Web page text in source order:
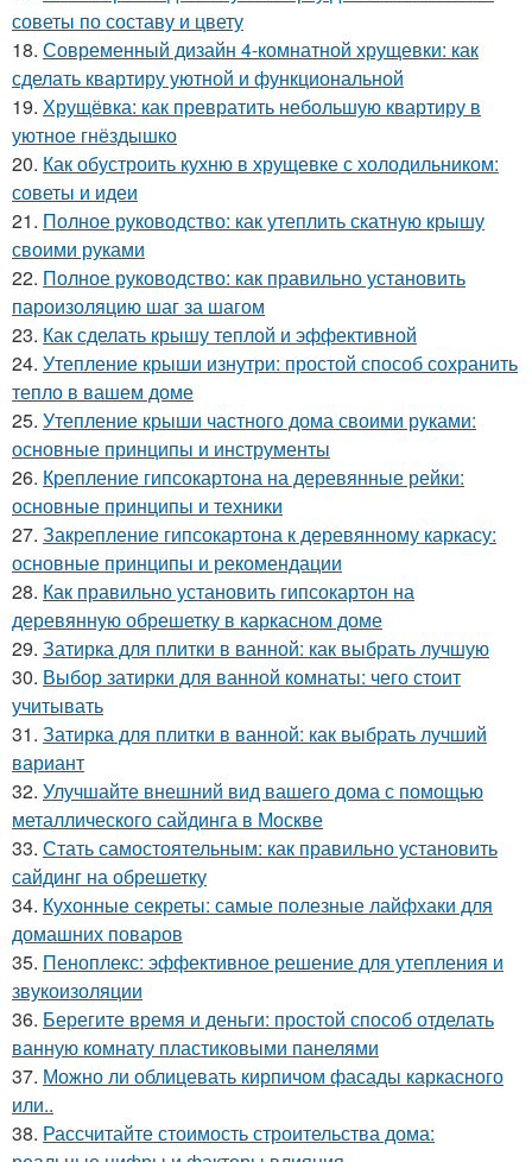
советы по составу и цвету
18. Современный дизайн 4-комнатной хрущевки: как
сделать квартиру уютной и функциональной
19. Хрущёвка: как превратить небольшую квартиру в
уютное гнёздышко
20. Как обустроить кухню в хрущевке с холодильником:
советы и идеи
21. Полное руководство: как утеплить скатную крышу
своими руками
22. Полное руководство: как правильно установить
пароизоляцию шаг за шагом
23. Как сделать крышу теплой и эффективной
24. Утепление крыши изнутри: простой способ сохранить
тепло в вашем доме
25. Утепление крыши частного дома своими руками:
основные принципы и инструменты
26. Крепление гипсокартона на деревянные рейки:
основные принципы и техники
27. Закрепление гипсокартона к деревянному каркасу:
основные принципы и рекомендации
28. Как правильно установить гипсокартон на
деревянную обрешетку в каркасном доме
29. Затирка для плитки в ванной: как выбрать лучшую
30. Выбор затирки для ванной комнаты: чего стоит
учитывать
31. Затирка для плитки в ванной: как выбрать лучший
вариант
32. Улучшайте внешний вид вашего дома с помощью
металлического сайдинга в Москве
33. Стать самостоятельным: как правильно установить
сайдинг на обрешетку
34. Кухонные секреты: самые полезные лайфхаки для
домашних поваров
35. Пеноплекс: эффективное решение для утепления и
звукоизоляции
36. Берегите время и деньги: простой способ отделать
ванную комнату пластиковыми панелями
37. Можно ли облицевать кирпичом фасады каркасного
или..
38. Рассчитайте стоимость строительства дома: